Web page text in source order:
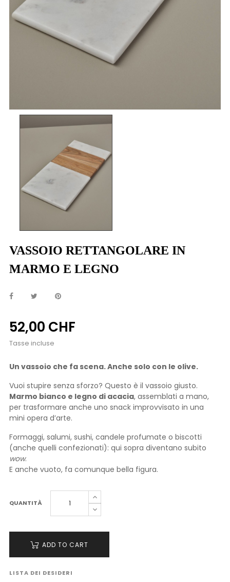
VASSOIO RETTANGOLARE IN
MARMO E LEGNO
52,00 CHF
Tasse incluse
Un vassoio che fa scena. Anche solo con le olive.
Vuoi stupire senza sforzo? Questo è il vassoio giusto.
Marmo bianco e legno di acacia, assemblati a mano,
per trasformare anche uno snack improvvisato in una
mini opera d’arte.
Formaggi, salumi, sushi, candele profumate o biscotti
(anche quelli confezionati): qui sopra diventano subito
wow.
E anche vuoto, fa comunque bella figura.
QUANTITÀ
ADD TO CART
LISTA DEI DESIDERI